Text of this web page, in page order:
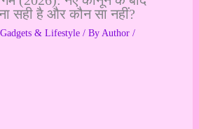
सही है और कौन सा नहीं?
Gadgets & Lifestyle/ By Author /